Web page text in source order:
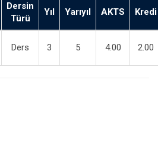
Dersin
Türü
Yıl Yarıyıl AKTS Kredi
Ders 3 5 4.00 2.00